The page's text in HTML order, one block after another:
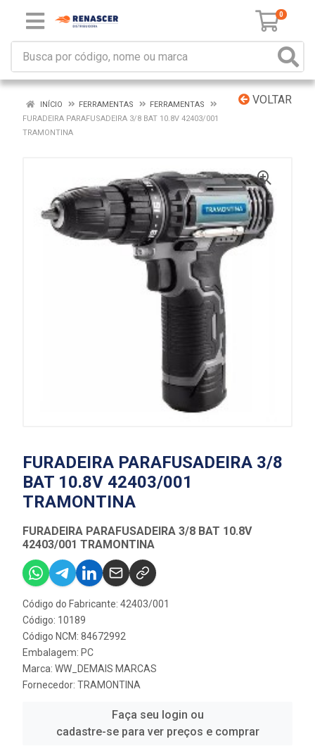
0
VOLTAR
INÍCIO FERRAMENTAS
FERRAMENTAS
FURADEIRA PARAFUSADEIRA 3/8 BAT 10.8V 42403/001
TRAMONTINA
FURADEIRA PARAFUSADEIRA 3/8
BAT 10.8V 42403/001
TRAMONTINA
FURADEIRA PARAFUSADEIRA 3/8 BAT 10.8V
42403/001 TRAMONTINA
Código do Fabricante: 42403/001
Código: 10189
Código NCM: 84672992
Embalagem: PC
Marca: WW_DEMAIS MARCAS
Fornecedor: TRAMONTINA
Faça seu login ou
cadastre-se para ver preços e comprar